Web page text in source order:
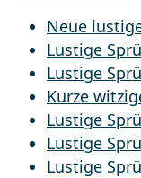
Neue
Lustige
Lustige
Kurze
Lustige
Lustige
Lustige